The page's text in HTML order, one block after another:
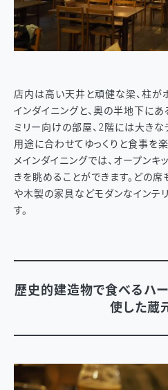
店内は高い天井と頑健な梁、柱が
インダイニングと、奥の半地下に
ミリー向けの部屋、2階には大きな
用途に合わせてゆっくりと食事を楽
メインダイニングでは、オープン
きを眺めることができます。どの席
や木製の家具などモダンなインテ
す。
歴史的建造物で食べるハ
使した蔵